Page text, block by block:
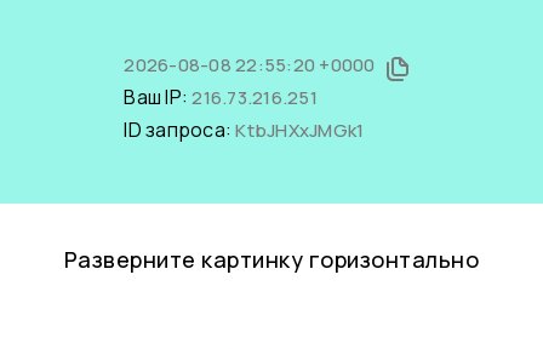
2026-08-08 22:55:20 +0000
Ваш IP:216.73.216.251
ID запроса:KtbJHXxJMGk1
Разверните картинку горизонтально